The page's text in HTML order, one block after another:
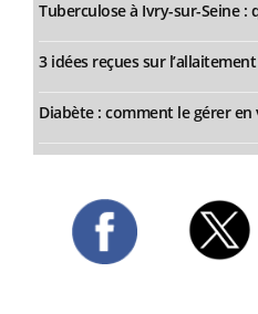
Tuberculose à Ivry-sur-Seine :
3 idées reçues sur
Diabète : comment le gérer en